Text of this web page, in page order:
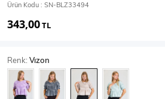
T-Shirt
Ürün Kodu : SN-BLZ33494
343,00TL
Renk:Vızon